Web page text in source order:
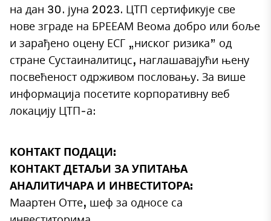
на дан 30. јуна 2023. ЦТП сертификује све
нове зграде на БРЕЕАМ Веома добро или боље
и зарађено оцену ЕСГ „ниског ризика” од
стране Сустаиналитицс, наглашавајући њену
посвећеност одрживом пословању. За више
информација посетите корпоративну веб
локацију ЦТП-а:
КОНТАКТ ПОДАЦИ:
КОНТАКТ ДЕТАЉИ ЗА УПИТАЊА
АНАЛИТИЧАРА И ИНВЕСТИТОРА:
Маартен Отте, шеф за односе са